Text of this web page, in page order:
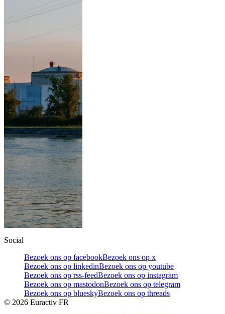
Social
Bezoek ons op facebookBezoek ons op x
Bezoek ons op linkedinBezoek ons op youtube
Bezoek ons op rss-feedBezoek ons op instagram
Bezoek ons op mastodonBezoek ons op telegram
Bezoek ons op blueskyBezoek ons op threads
© 2026 Euractiv FR